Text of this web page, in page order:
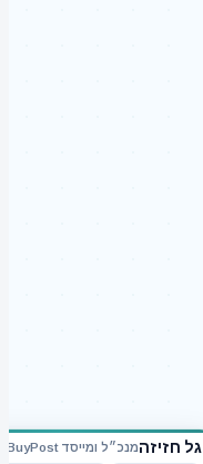
גל חזיזהמנכ״ל ומייסד BuyPost